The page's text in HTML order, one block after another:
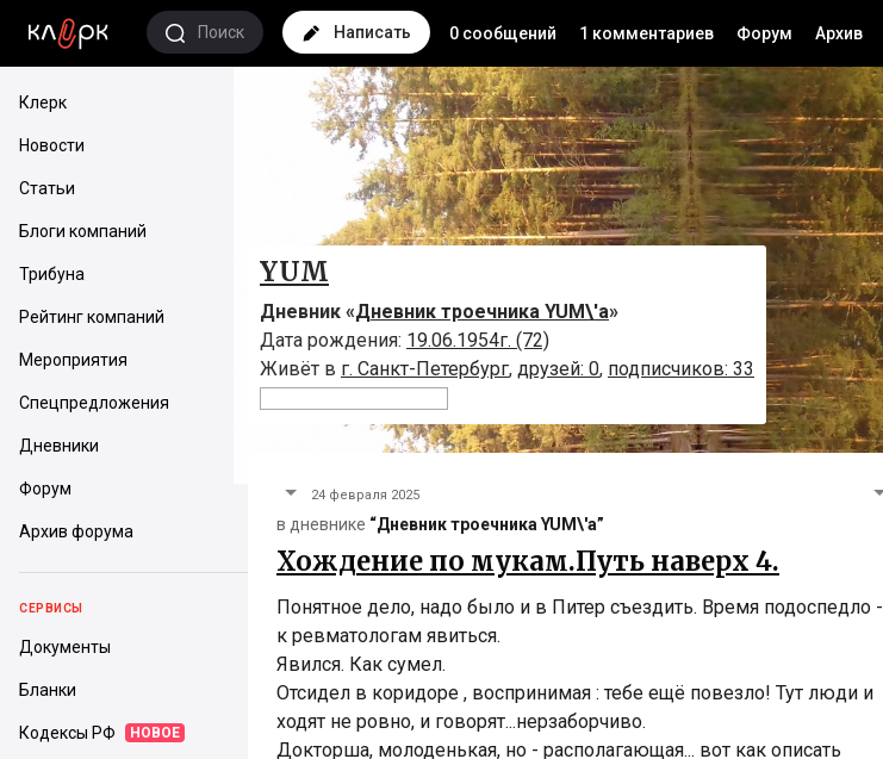
Поиск Написать 0 сообщений 1 комментариев Форум Архив
Клерк
Новости
Статьи
Блоги компаний
Трибуна
Рейтинг компаний
Мероприятия
Спецпредложения
Дневники
Форум
Архив форума
СЕРВИСЫ
Документы
Бланки
Кодексы РФ НОВОЕ
YUM
Дневник «Дневник троечника YUM\'а»
Дата рождения: 19.06.1954г. (72)
Живёт в г. Санкт-Петербург, друзей: 0, подписчиков: 33
24 февраля 2025
в дневнике “Дневник троечника YUM\'а”
Хождение по мукам.Путь наверх 4.
Понятное дело, надо было и в Питер съездить. Время подоспедло -
к ревматологам явиться.
Явился. Как сумел.
Отсидел в коридоре , воспринимая : тебе ещё повезло! Тут люди и
ходят не ровно, и говорят...нерзаборчиво.
Докторша, молоденькая, но - располагающая... вот как описать